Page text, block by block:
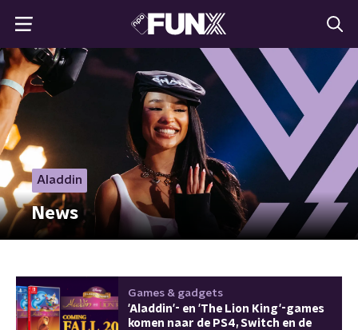
Aladdin
News
Games & gadgets
'Aladdin'- en 'The Lion King'-games
komen naar de PS4, Switch en de